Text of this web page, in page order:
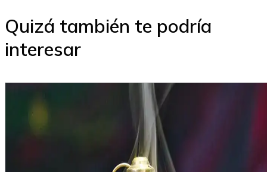
Quizá también te podría
interesar